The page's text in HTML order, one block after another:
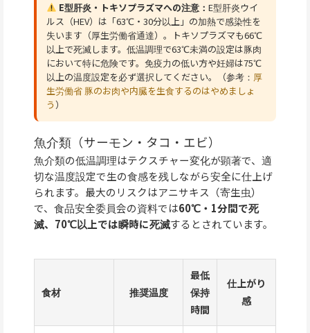
E型肝炎・トキソプラズマへの注意： E型肝炎ウイ
ルス（HEV）は「63℃・30分以上」の加熱で感染性を
失います（厚生労働省通達）。トキソプラズマも66℃
以上で死滅します。低温調理で63℃未満の設定は豚肉
において特に危険です。免疫力の低い方や妊婦は75℃
以上の温度設定を必ず選択してください。（参考： 厚
生労働省 豚のお肉や内臓を生食するのはやめましょ
う）
魚介類（サーモン・タコ・エビ）
魚介類の低温調理はテクスチャー変化が顕著で、適
切な温度設定で生の食感を残しながら安全に仕上げ
られます。最大のリスクはアニサキス（寄生虫）
で、食品安全委員会の資料では60℃・1分間で死
滅、70℃以上では瞬時に死滅するとされています。
食材 推奨温度
最低
保持
時間
仕上がり
感